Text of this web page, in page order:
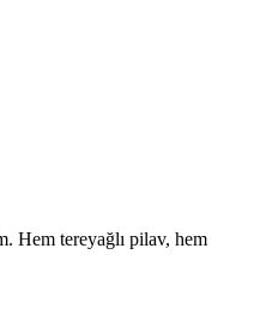
Hem tereyağlı pilav, hem